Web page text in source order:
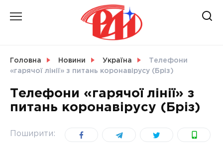
УКРАЇНА
Головна Новини Україна
Телефони
«гарячої лінії» з питань коронавірусу (Бріз)
Телефони «гарячої лінії» з
питань коронавірусу (Бріз)
Поширити: